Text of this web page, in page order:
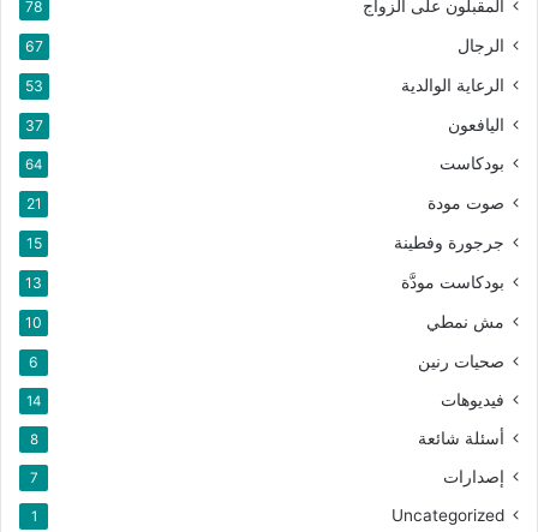
المقبلون على الزواج 78
الرجال 67
الرعاية الوالدية 53
اليافعون 37
بودكاست 64
صوت مودة 21
جرجورة وفطينة 15
بودكاست مودَّة 13
مش نمطي 10
صحيات رنين 6
فيديوهات 14
أسئلة شائعة 8
إصدارات 7
Uncategorized
1